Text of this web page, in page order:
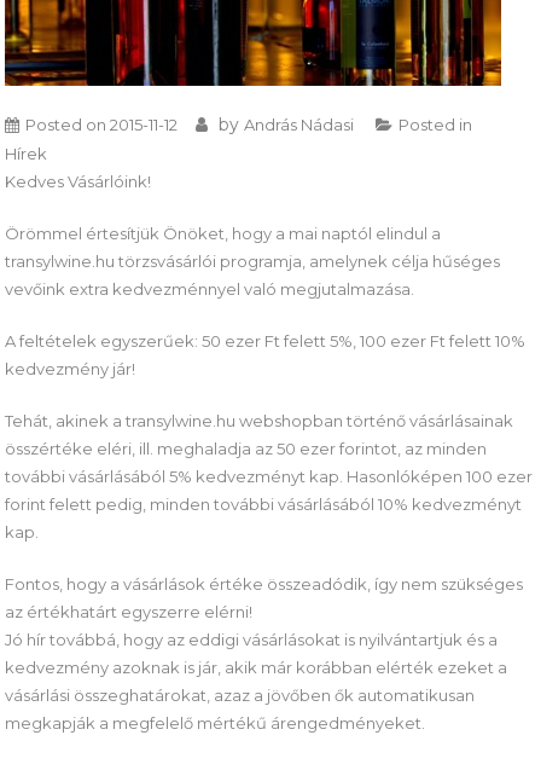
Posted on2015-11-12 byAndrás Nádasi
Posted in
Hírek
Kedves Vásárlóink!
Örömmel értesítjük Önöket, hogy a mai naptól elindul a
transylwine.hu törzsvásárlói programja, amelynek célja hűséges
vevőink extra kedvezménnyel való megjutalmazása.
A feltételek egyszerűek: 50 ezer Ft felett 5%, 100 ezer Ft felett 10%
kedvezmény jár!
Tehát, akinek a transylwine.hu webshopban történő vásárlásainak
összértéke eléri, ill. meghaladja az 50 ezer forintot, az minden
további vásárlásából 5% kedvezményt kap. Hasonlóképen 100 ezer
forint felett pedig, minden további vásárlásából 10% kedvezményt
kap.
Fontos, hogy a vásárlások értéke összeadódik, így nem szükséges
az értékhatárt egyszerre elérni!
Jó hír továbbá, hogy az eddigi vásárlásokat is nyilvántartjuk és a
kedvezmény azoknak is jár, akik már korábban elérték ezeket a
vásárlási összeghatárokat, azaz a jövőben ők automatikusan
megkapják a megfelelő mértékű árengedményeket.